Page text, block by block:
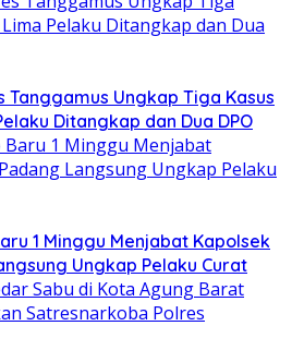
Tanggamus Ungkap Tiga Kasus
Ditangkap dan Dua DPO
1 Minggu Menjabat Kapolsek
Ungkap Pelaku Curat